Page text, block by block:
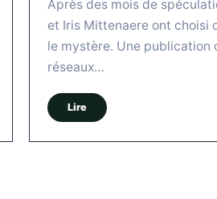
Après des mois de
et Iris Mittenaere ont choisi
le mystère. Une publication
réseaux…
Lire